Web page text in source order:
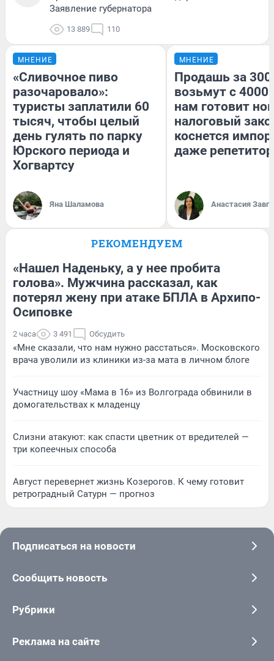
Заявление губернатора
13 889 110
МНЕНИЕ
«Сливочное пиво
разочаровало»:
туристы заплатили 60
тысяч, чтобы целый
день гулять по парку
Юрского периода и
Хогвартсу
Яна Шаламова
МНЕНИЕ
Продашь за
возьмут с
нам готовит
налоговый
коснется
даже
Анастасия
РЕКОМЕНДУЕМ
«Нашел Наденьку, а у нее пробита
голова». Мужчина рассказал, как
потерял жену при атаке БПЛА в Архипо-
Осиповке
2 часа 3 491 Обсудить
«Мне сказали, что нам нужно расстаться». Московского
врача уволили из клиники из-за мата в личном блоге
Участницу шоу «Мама в 16» из Волгограда обвинили в
домогательствах к младенцу
Слизни атакуют: как спасти цветник от вредителей —
три копеечных способа
Август перевернет жизнь Козерогов. К чему готовит
ретроградный Сатурн — прогноз
Подписаться на новости
Сообщить новость
Рубрики
Реклама на сайте